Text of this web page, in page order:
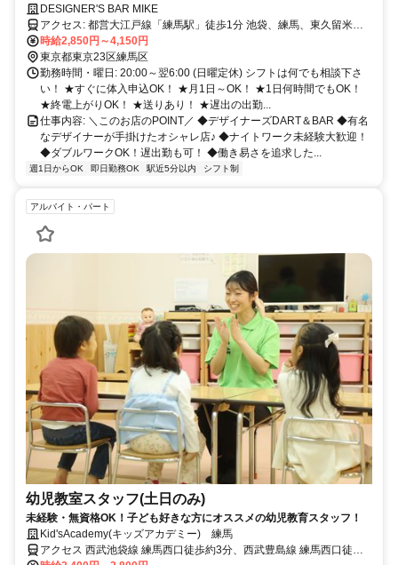
きなり高時給スタート！
DESIGNER'S BAR MIKE
アクセス: 都営大江戸線「練馬駅」徒歩1分 池袋、練馬、東久留米、
秋津、所沢、大泉学園、石神井公園、飯能、小手指からも1本で通い
やすいです。
時給2,850円～4,150円
東京都東京23区練馬区
勤務時間・曜日: 20:00～翌6:00 (日曜定休) シフトは何でも相談下さ
い！ ★すぐに体入申込OK！ ★月1日～OK！ ★1日何時間でもOK！
★終電上がりOK！ ★送りあり！ ★遅出の出勤...
仕事内容: ＼このお店のPOINT／ ◆デザイナーズDART＆BAR ◆有名
なデザイナーが手掛けたオシャレ店♪ ◆ナイトワーク未経験大歓迎！
◆ダブルワークOK！遅出勤も可！ ◆働き易さを追求した...
週1日からOK 即日勤務OK 駅近5分以内 シフト制
アルバイト・パート
幼児教室スタッフ(土日のみ)
未経験・無資格OK！子ども好きな方にオススメの幼児教育スタッフ！
Kid'sAcademy(キッズアカデミー) 練馬
アクセス 西武池袋線 練馬西口徒歩約3分、西武豊島線 練馬西口徒歩